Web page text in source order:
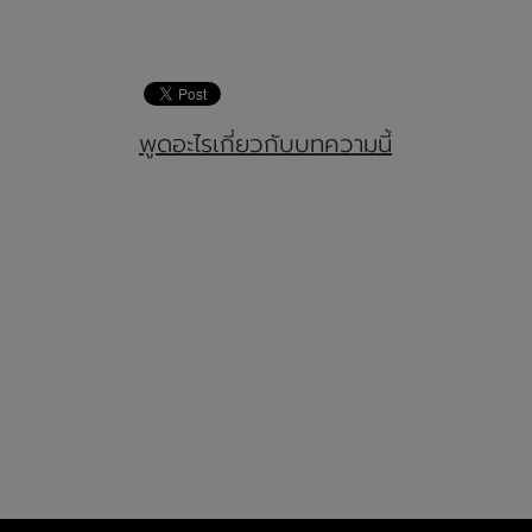
พูดอะไรเกี่ยวกับบทความนี้